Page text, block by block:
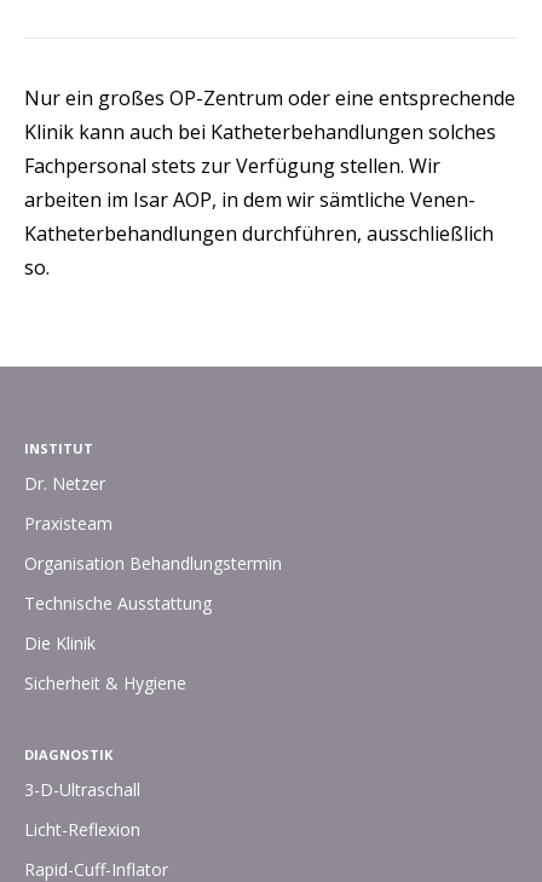
Nur ein großes OP-Zentrum oder eine entsprechende
Klinik kann auch bei Katheterbehandlungen solches
Fachpersonal stets zur Verfügung stellen. Wir
arbeiten im Isar AOP, in dem wir sämtliche Venen-
Katheterbehandlungen durchführen, ausschließlich
so.
INSTITUT
Dr. Netzer
Praxisteam
Organisation Behandlungstermin
Technische Ausstattung
Die Klinik
Sicherheit & Hygiene
DIAGNOSTIK
3-D-Ultraschall
Licht-Reflexion
Rapid-Cuff-Inflator